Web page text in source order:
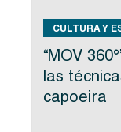
CULTURA Y
“MOV
las
capoeira